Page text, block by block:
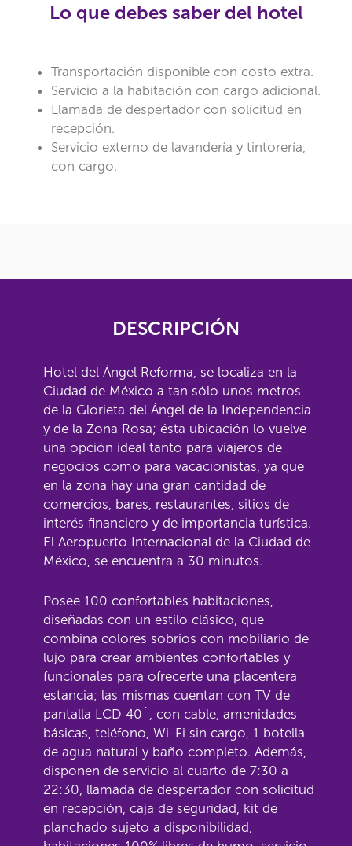
Lo que debes saber del hotel
Transportación disponible con costo extra.
Servicio a la habitación con cargo adicional.
Llamada de despertador con solicitud en
recepción.
Servicio externo de lavandería y tintorería,
con cargo.
DESCRIPCIÓN
Hotel del Ángel Reforma, se localiza en la
Ciudad de México a tan sólo unos metros
de la Glorieta del Ángel de la Independencia
y de la Zona Rosa; ésta ubicación lo vuelve
una opción ideal tanto para viajeros de
negocios como para vacacionistas, ya que
en la zona hay una gran cantidad de
comercios, bares, restaurantes, sitios de
interés financiero y de importancia turística.
El Aeropuerto Internacional de la Ciudad de
México, se encuentra a 30 minutos.
Posee 100 confortables habitaciones,
diseñadas con un estilo clásico, que
combina colores sobrios con mobiliario de
lujo para crear ambientes confortables y
funcionales para ofrecerte una placentera
estancia; las mismas cuentan con TV de
pantalla LCD 40´, con cable, amenidades
básicas, teléfono, Wi-Fi sin cargo, 1 botella
de agua natural y baño completo. Además,
disponen de servicio al cuarto de 7:30 a
22:30, llamada de despertador con solicitud
en recepción, caja de seguridad, kit de
planchado sujeto a disponibilidad,